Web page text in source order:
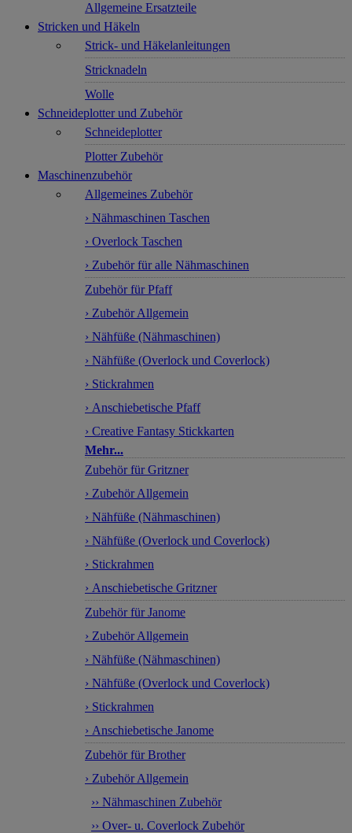
Allgemeine Ersatzteile
Stricken und Häkeln
Strick- und Häkelanleitungen
Stricknadeln
Wolle
Schneideplotter und Zubehör
Schneideplotter
Plotter Zubehör
Maschinenzubehör
Allgemeines Zubehör
› Nähmaschinen Taschen
› Overlock Taschen
› Zubehör für alle Nähmaschinen
Zubehör für Pfaff
› Zubehör Allgemein
› Nähfüße (Nähmaschinen)
› Nähfüße (Overlock und Coverlock)
› Stickrahmen
› Anschiebetische Pfaff
› Creative Fantasy Stickkarten
Mehr...
Zubehör für Gritzner
› Zubehör Allgemein
› Nähfüße (Nähmaschinen)
› Nähfüße (Overlock und Coverlock)
› Stickrahmen
› Anschiebetische Gritzner
Zubehör für Janome
› Zubehör Allgemein
› Nähfüße (Nähmaschinen)
› Nähfüße (Overlock und Coverlock)
› Stickrahmen
› Anschiebetische Janome
Zubehör für Brother
› Zubehör Allgemein
›› Nähmaschinen Zubehör
›› Over- u. Coverlock Zubehör